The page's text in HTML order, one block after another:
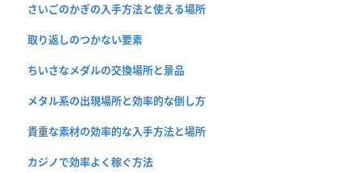
さいごのかぎの入手方法と使える場所
取り返しのつかない要素
ちいさなメダルの交換場所と景品
メタル系の出現場所と効率的な倒し方
貴重な素材の効率的な入手方法と場所
カジノで効率よく稼ぐ方法